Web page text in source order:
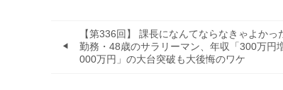
【第336回】 課長になんてならなきゃよか
勤務・48歳のサラリーマン、年収「300万円
000万円」の大台突破も大後悔のワケ